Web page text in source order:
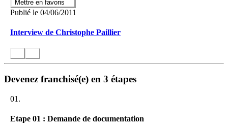
Mettre en favoris
Publié le 04/06/2011
Interview de Christophe Paillier
Devenez franchisé(e) en 3 étapes
01.
Etape 01 : Demande de documentation